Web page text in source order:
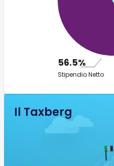
56.5%
Stipendio Netto
Il Taxberg